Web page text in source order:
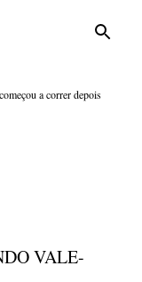
a correr depois
VALE-